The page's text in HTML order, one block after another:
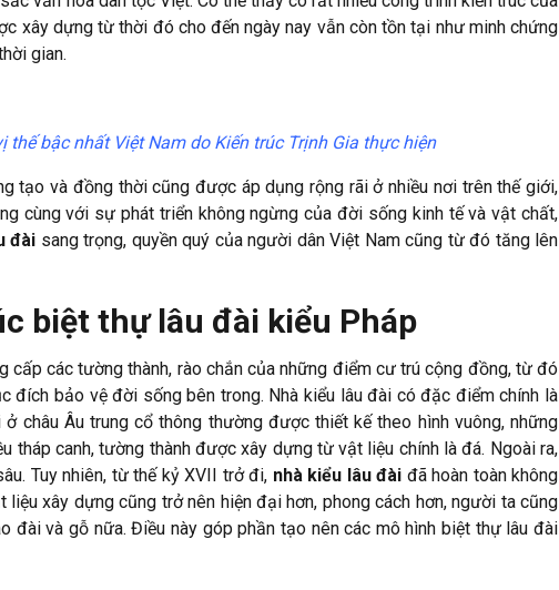
xây dựng từ thời đó cho đến ngày nay vẫn còn tồn tại như minh chứng
gian.
bậc nhất Việt Nam do Kiến trúc Trịnh Gia thực hiện
tạo và đồng thời cũng được áp dụng rộng rãi ở nhiều nơi trên thế giới,
cùng với sự phát triển không ngừng của đời sống kinh tế và vật chất,
đài sang trọng, quyền quý của người dân Việt Nam cũng từ đó tăng lên
biệt thự lâu đài kiểu Pháp
cấp các tường thành, rào chắn của những điểm cư trú cộng đồng, từ đó
đích bảo vệ đời sống bên trong. Nhà kiểu lâu đài có đặc điểm chính là
châu Âu trung cổ thông thường được thiết kế theo hình vuông, những
tháp canh, tường thành được xây dựng từ vật liệu chính là đá. Ngoài ra,
Tuy nhiên, từ thế kỷ XVII trở đi, nhà kiểu lâu đài đã hoàn toàn không
xây dựng cũng trở nên hiện đại hơn, phong cách hơn, người ta cũng
đài và gỗ nữa. Điều này góp phần tạo nên các mô hình biệt thự lâu đài